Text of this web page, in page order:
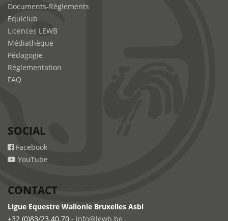
Documents-Règlements
Equiclub
Licences LEWB
Médiathèque
Pédagogie
Règlementation
FAQ
SOCIAL
Facebook
YouTube
CONTACT
Ligue Equestre Wallonie Bruxelles Asbl
+32 (0)83/23.40.70 - info@lewb.be